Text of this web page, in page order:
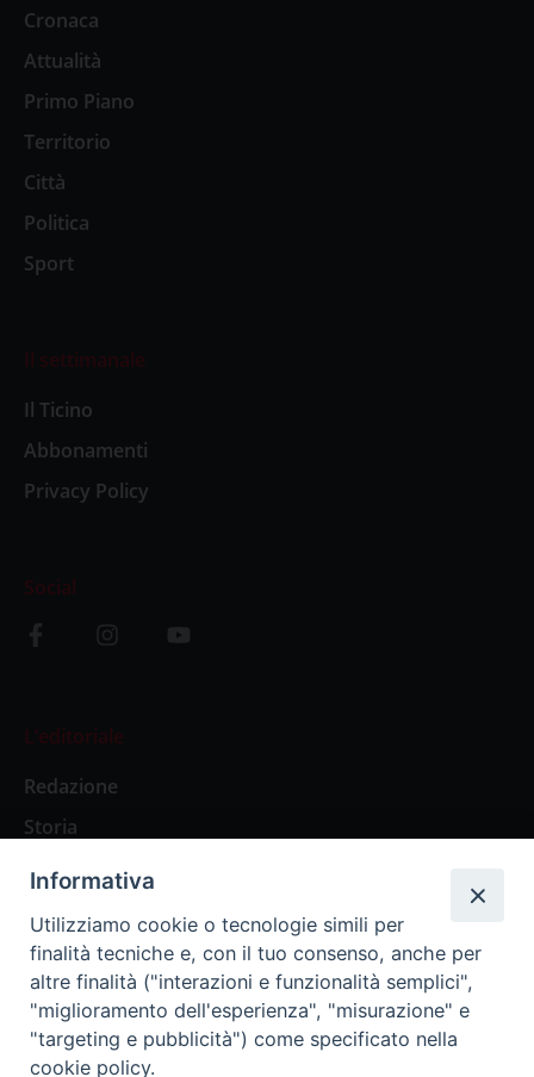
Cronaca
Attualità
Primo Piano
Territorio
Città
Politica
Sport
Il settimanale
Il Ticino
Abbonamenti
Privacy Policy
Social
L’editoriale
Redazione
Storia
Abbonamenti
Abbonamento Annuale Digitale
Abbonamento Annuale Cartaceo
Abbonamento Singola Copia Digitale
Informativa
Utilizziamo cookie o tecnologie simili per
finalità tecniche e, con il tuo consenso, anche per
altre finalità ("interazioni e funzionalità semplici",
"miglioramento dell'esperienza", "misurazione" e
"targeting e pubblicità") come specificato nella
cookie policy.